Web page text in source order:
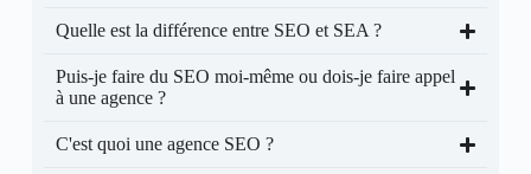
Quelle est la différence entre SEO et SEA ?
Puis-je faire du SEO moi-même ou dois-je faire appel
à une agence ?
C'est quoi une agence SEO ?